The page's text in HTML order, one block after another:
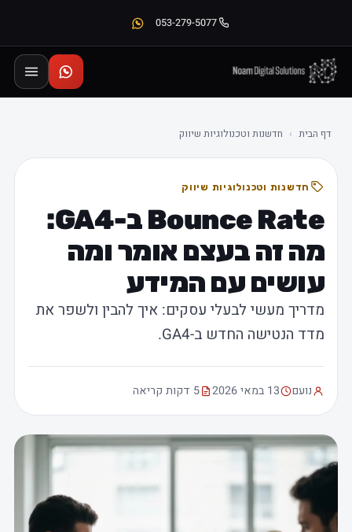
053-279-5077
דף הבית › חדשנות וטכנולוגיות שיווק
חדשנות וטכנולוגיות שיווק
Bounce Rate ב-GA4:
מה זה בעצם אומר ומה
עושים עם המידע
מדריך מעשי לבעלי עסקים: איך להבין ולשפר את
מדד הנטישה החדש ב-GA4.
נועם 13 במאי 2026 5 דקות קריאה